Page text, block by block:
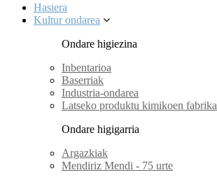
Hasiera
Kultur ondarea
Ondare higiezina
Inbentarioa
Baserriak
Industria-ondarea
Latseko produktu kimikoen fabrika
Ondare higigarria
Argazkiak
Mendiriz Mendi - 75 urte